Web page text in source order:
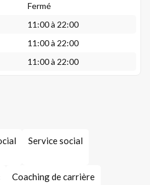
Fermé
11:00 à 22:00
11:00 à 22:00
11:00 à 22:00
Service social
Coaching de carrière